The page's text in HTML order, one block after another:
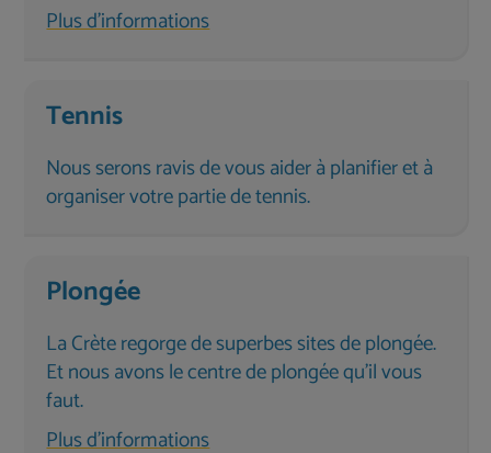
Plus d'informations
Tennis
Nous serons ravis de vous aider à planifier et à
organiser votre partie de tennis.
Plongée
La Crète regorge de superbes sites de plongée.
Et nous avons le centre de plongée qu'il vous
faut.
Plus d'informations